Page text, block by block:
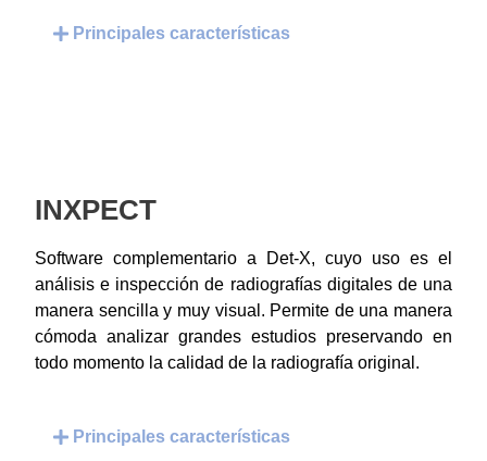
Principales características
INXPECT
Software complementario a Det-X, cuyo uso es el
análisis e inspección de radiografías digitales de una
manera sencilla y muy visual. Permite de una manera
cómoda analizar grandes estudios preservando en
todo momento la calidad de la radiografía original.
Principales características